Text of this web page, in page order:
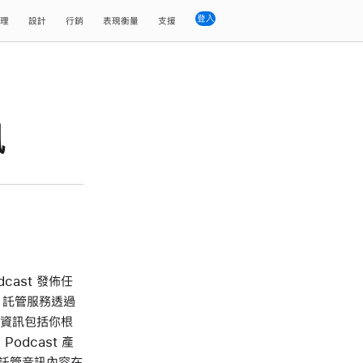
設計 行銷 表現衡量 支援 登入
發佈任
管服務透過
訊包括你根
Podcast 產